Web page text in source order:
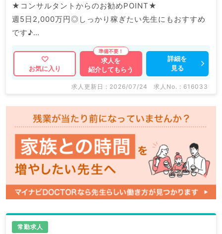
★コンサルタントからのお勧めPOINT★
週5日2,000万円◎しっかり稼ぎたい先生にもおすすめ
です♪
駅チカ＆人気エリアでのお仕事です。
マイナビDOCTORでは病院やクリニックなどの医療機
関求人はもちろんのこと、
ます。
求人内容の詳細等はお気軽にお問合せ下さい。
お気に入り
求人を
紹介してもらう
詳細を
見る
求人更新日 : 2026/07/24 求人No. : 616033
常勤求人